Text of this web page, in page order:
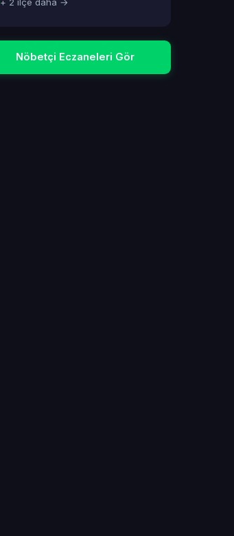
Nöbetçi Eczaneleri Gör